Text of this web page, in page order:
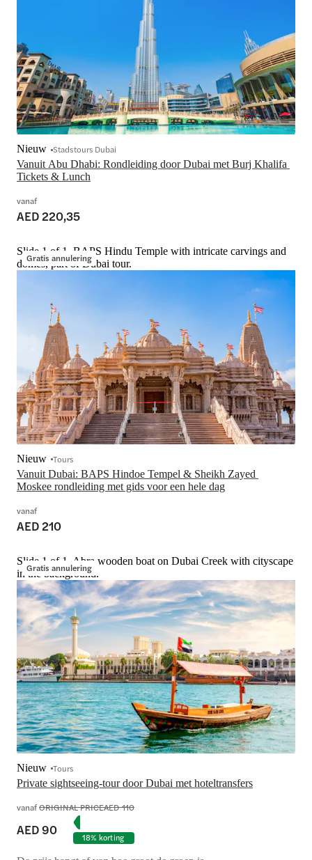
Vanuit Abu Dhabi: Rondleiding door Dubai met Burj Khalifa
Tickets & Lunch
Nieuw Stadstours Dubai
vanaf
AED 220,35
Gratis annulering
Slide 1 of 1, BAPS Hindu Temple with intricate carvings and
domes, part of Dubai tour.
Vanuit Dubai: BAPS Hindoe Tempel & Sheikh Zayed
Moskee rondleiding met gids voor een hele dag
Nieuw Tours
vanaf
AED 210
Gratis annulering
Slide 1 of 1, Abra wooden boat on Dubai Creek with cityscape
in the background.
Private sightseeing-tour door Dubai met hoteltransfers
Nieuw Tours
vanafORIGINAL PRICEAED 110
AED 90 18% korting